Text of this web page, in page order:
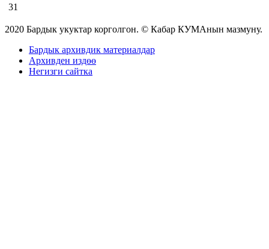
31
2020 Бардык укуктар корголгон. © Кабар КУМАнын мазмуну.
Бардык архивдик материалдар
Архивден издөө
Негизги сайтка